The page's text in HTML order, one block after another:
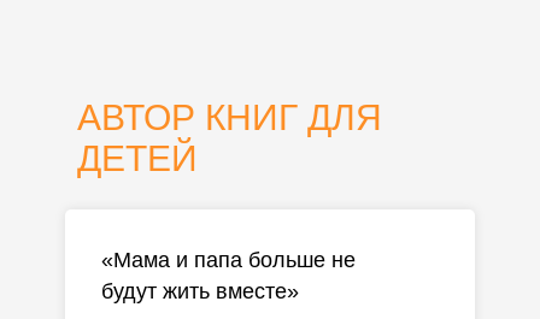
АВТОР КНИГ ДЛЯ
ДЕТЕЙ
«Мама и папа больше не
будут жить вместе»